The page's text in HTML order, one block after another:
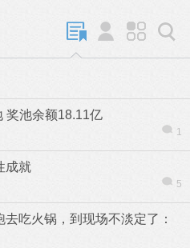
奖池余额18.11亿
1
成就
5
吃火锅，到现场不淡定了：